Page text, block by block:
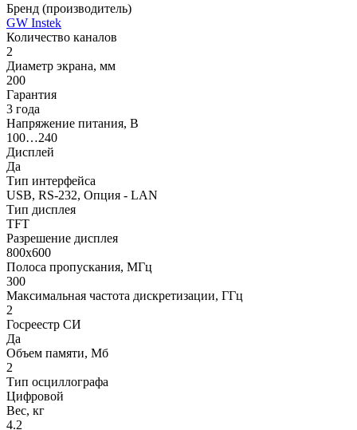
Бренд (производитель)
GW Instek
Количество каналов
2
Диаметр экрана, мм
200
Гарантия
3 года
Напряжение питания, В
100…240
Дисплей
Да
Тип интерфейса
USB, RS-232, Опция - LAN
Тип дисплея
TFT
Разрешение дисплея
800х600
Полоса пропускания, МГц
300
Максимальная частота дискретизации, ГГц
2
Госреестр СИ
Да
Объем памяти, Мб
2
Тип осциллографа
Цифровой
Вес, кг
4.2